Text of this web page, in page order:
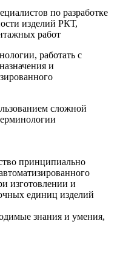
по разработке
изделий РКТ,
работ
работать с
и
сложной
принципиально
изготовлении и
единиц изделий
знания и умения,